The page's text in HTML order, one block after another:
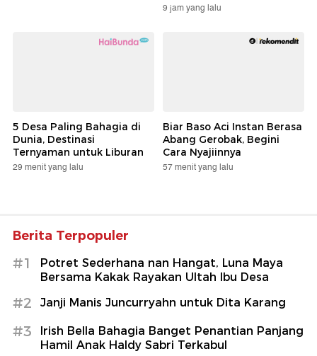
9 jam yang lalu
5 Desa Paling Bahagia di
Dunia, Destinasi
Ternyaman untuk Liburan
29 menit yang lalu
Biar Baso Aci Instan Berasa
Abang Gerobak, Begini
Cara Nyajiinnya
57 menit yang lalu
Berita Terpopuler
#1
Potret Sederhana nan Hangat, Luna Maya
Bersama Kakak Rayakan Ultah Ibu Desa
#2 Janji Manis Juncurryahn untuk Dita Karang
#3
Irish Bella Bahagia Banget Penantian Panjang
Hamil Anak Haldy Sabri Terkabul